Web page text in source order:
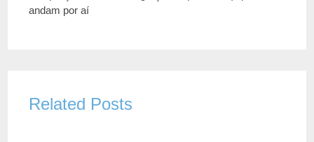
andam por aí
Related Posts